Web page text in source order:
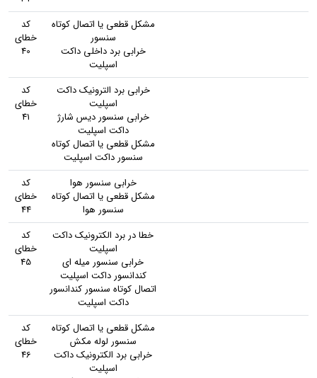
مشکل قطعی یا اتصال کوتاه
سنسور
خرابی برد داخلی داکت
اسپلیت
کد
خطای
40
خرابی برد الترونیک داکت
اسپلیت
خرابی سنسور دیس شارژ
داکت اسپلیت
مشکل قطعی یا اتصال کوتاه
سنسور داکت اسپلیت
کد
خطای
41
خرابی سنسور هوا
مشکل قطعی یا اتصال کوتاه
سنسور هوا
کد
خطای
44
خطا در برد الکترونیک داکت
اسپلیت
خرابی سنسور میله ای
کندانسور داکت اسپلیت
اتصال کوتاه سنسور کندانسور
داکت اسپلیت
کد
خطای
45
مشکل قطعی یا اتصال کوتاه
سنسور لوله مکش
خرابی برد الکترونیک داکت
اسپلیت
کد
خطای
46